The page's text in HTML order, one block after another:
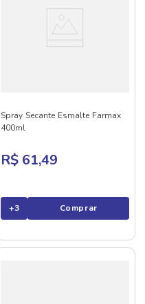
Spray Secante Esmalte Farmax
400ml
R$ 61,49
+3 Comprar